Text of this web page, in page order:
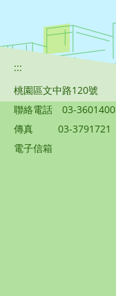
:::
桃園區文中路120號
聯絡電話
03-3601400
傳真
03-3791721
電子信箱